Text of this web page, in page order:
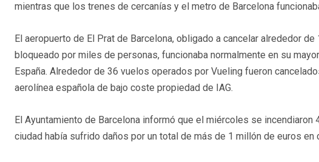
mientras que los trenes de cercanías y el metro de Barcelona
El aeropuerto de El Prat de Barcelona, obligado a cancelar alrededor
bloqueado por miles de personas, funcionaba normalmente en su
España. Alrededor de 36 vuelos operados por Vueling fueron
aerolínea española de bajo coste propiedad de IAG.
El Ayuntamiento de Barcelona informó que el miércoles se
ciudad había sufrido daños por un total de más de 1 millón de euros en